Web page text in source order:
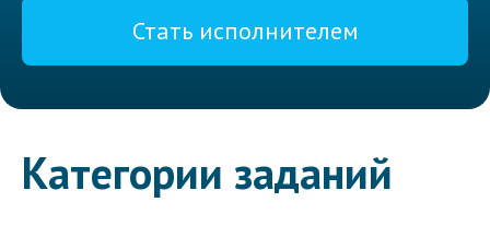
Стать исполнителем
Категории заданий